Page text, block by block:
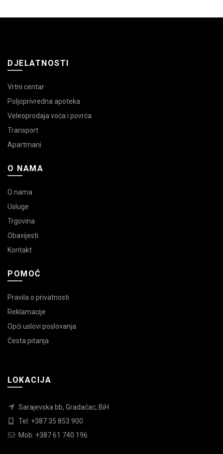
DJELATNOSTI
Vrtni centar
Poljoprivredna apoteka
Veleoprodaja voća i povrća
Transport
Apartmani
O NAMA
O nama
Usluge
Trgovina
Obavijesti
Kontakt
POMOĆ
Pravila o privatnosti
Reklamacije
Opći uslovi poslovanja
Česta pitanja
LOKACIJA
Sarajevska bb, Gradačac, BiH
Tel: +387 35 853 900
Mob: +387 61 740 196